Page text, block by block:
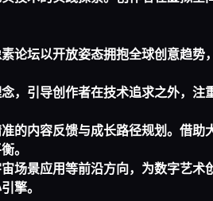
论坛以开放姿态拥抱全球创意趋势
，引导创作者在技术追求之外，注
的内容反馈与成长路径规划。借助
。
景应用等前沿方向，为数字艺术
擎。